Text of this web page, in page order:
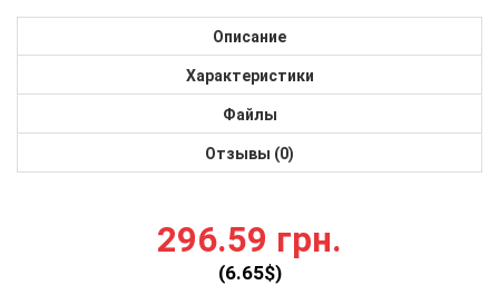
Описание
Характеристики
Файлы
Отзывы (0)
296.59 грн.
(6.65$)